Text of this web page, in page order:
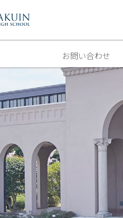
お問い合わせ